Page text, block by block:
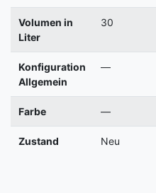
Volumen in
Liter
30
Konfiguration
Allgemein
—
Farbe —
Zustand Neu